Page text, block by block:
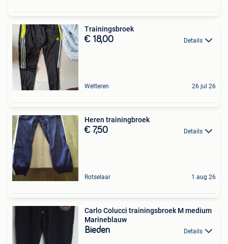
Trainingsbroek
€ 18,00 Details
Wetteren 26 jul 26
Heren trainingbroek
€ 7,50 Details
Rotselaar 1 aug 26
Carlo Colucci trainingsbroek M medium
Marineblauw
Bieden Details